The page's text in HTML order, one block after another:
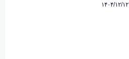
۱۴۰۴/۱۲/۱۲